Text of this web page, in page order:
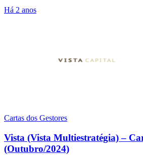
Há 2 anos
Cartas dos Gestores
Vista (Vista Multiestratégia) –
(Outubro/2024)